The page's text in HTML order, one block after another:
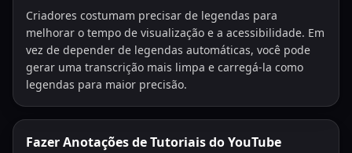
Criadores costumam precisar de legendas para
melhorar o tempo de visualização e a acessibilidade. Em
vez de depender de legendas automáticas, você pode
gerar uma transcrição mais limpa e carregá-la como
legendas para maior precisão.
Fazer Anotações de Tutoriais do YouTube